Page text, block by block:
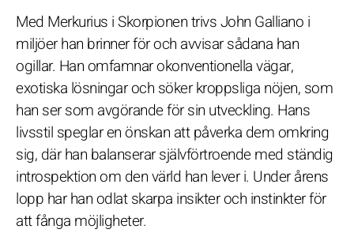
Med Merkurius i Skorpionen trivs John Galliano i
miljöer han brinner för och avvisar sådana han
ogillar. Han omfamnar okonventionella vägar,
exotiska lösningar och söker kroppsliga nöjen, som
han ser som avgörande för sin utveckling. Hans
livsstil speglar en önskan att påverka dem omkring
sig, där han balanserar självförtroende med ständig
introspektion om den värld han lever i. Under årens
lopp har han odlat skarpa insikter och instinkter för
att fånga möjligheter.